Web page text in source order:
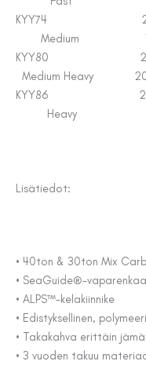
KYY74
Medium
KYY80
Medium Heavy
KYY86
Heavy
Lisätiedot:
• 40ton & 30ton Mix
• SeaGuide®-
• ALPS™-kelakiinnike
• Edistyksellinen,
• Takakahva erittäin
• 3 vuoden takuu